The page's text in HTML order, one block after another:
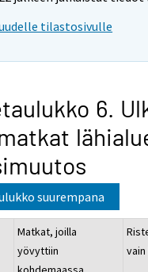
tilastosivulle
6.
suurempana
Matkat, joilla
yövyttiin
vain